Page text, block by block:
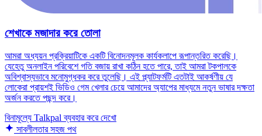
শেখাকে মজাদার করে তোলা
আমরা অধ্যয়ন প্রক্রিয়াটিকে একটি বিনোদনমূলক কার্যকলাপে রূপান্তরিত করেছি।
যেহেতু অনলাইন পরিবেশে গতি বজায় রাখা কঠিন হতে পারে, তাই আমরা টকপালকে
অবিশ্বাস্যভাবে মনোমুগ্ধকর করে তুলেছি। এই প্ল্যাটফর্মটি এতটাই আকর্ষণীয় যে
লোকেরা প্রায়শই ভিডিও গেম খেলার চেয়ে আমাদের অ্যাপের মাধ্যমে নতুন ভাষার দক্ষতা
অর্জন করতে পছন্দ করে।
বিনামূল্যে Talkpal ব্যবহার করে দেখো
সাবলীলতার সহজ পথ